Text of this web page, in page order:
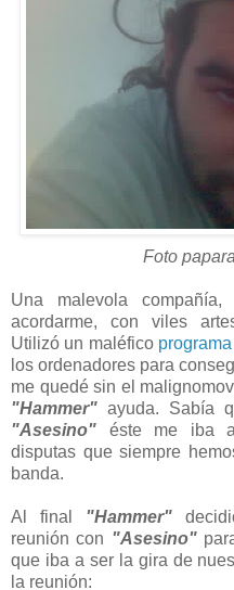
Foto
Una malevola
acordarme, con viles
Utilizó un maléfico
los ordenadores para
me quedé sin el
"Hammer" ayuda. Sabía
"Asesino" éste me iba
disputas que siempre
banda.
Al final "Hammer"
reunión con "Asesino"
que iba a ser la gira de
la reunión: